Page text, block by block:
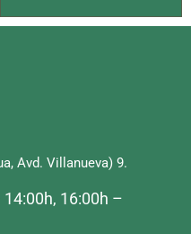
Avd. Villanueva) 9.
16:00h –